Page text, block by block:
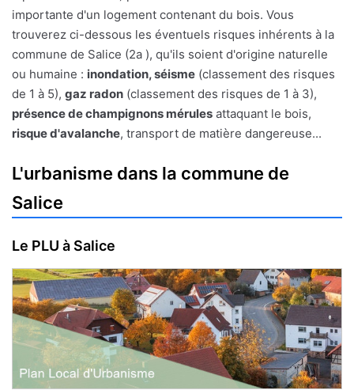
importante d'un logement contenant du bois. Vous
trouverez ci-dessous les éventuels risques inhérents à la
commune de Salice (2a ), qu'ils soient d'origine naturelle
ou humaine : inondation, séisme (classement des risques
de 1 à 5), gaz radon (classement des risques de 1 à 3),
présence de champignons mérules attaquant le bois,
risque d'avalanche, transport de matière dangereuse...
L'urbanisme dans la commune de
Salice
Le PLU à Salice